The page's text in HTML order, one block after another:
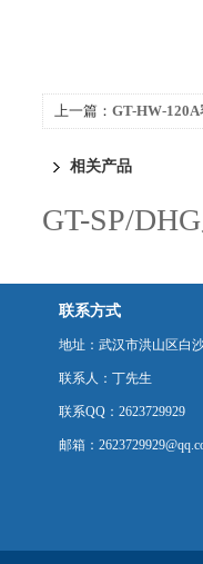
上一篇： GT-HW-
相关产品
GT-SP/
联系方式
地址：武汉市洪山区白
联系人：丁先生
联系QQ：2623729929
邮箱：